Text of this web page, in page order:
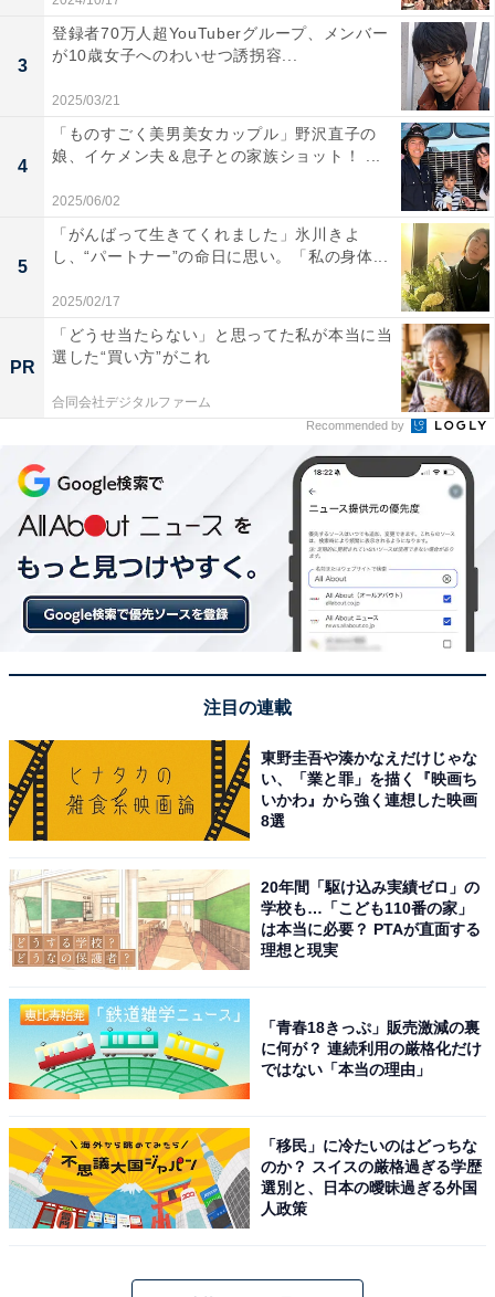
3
登録者70万人超YouTuberグループ、メンバー
が10歳女子へのわいせつ誘拐容...
2025/03/21
4
「ものすごく美男美女カップル」野沢直子の
娘、イケメン夫＆息子との家族ショット！ ...
2025/06/02
5
「がんばって生きてくれました」氷川きよ
し、“パートナー”の命日に思い。「私の身体...
2025/02/17
PR
「どうせ当たらない」と思ってた私が本当に当
選した“買い方”がこれ
合同会社デジタルファーム
Recommended by
注目の連載
東野圭吾や湊かなえだけじゃな
い、「業と罪」を描く『映画ち
いかわ』から強く連想した映画
8選
20年間「駆け込み実績ゼロ」の
学校も…「こども110番の家」
は本当に必要？ PTAが直面する
理想と現実
「青春18きっぷ」販売激減の裏
に何が？ 連続利用の厳格化だけ
ではない「本当の理由」
「移民」に冷たいのはどっちな
のか？ スイスの厳格過ぎる学歴
選別と、日本の曖昧過ぎる外国
人政策